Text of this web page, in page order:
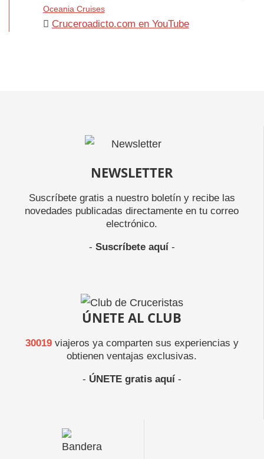
Oceania Cruises
Cruceroadicto.com en YouTube
NEWSLETTER
Suscríbete gratis a nuestro boletín y recibe las
novedades publicadas directamente en tu correo
electrónico.
- Suscríbete aquí-
ÚNETE AL CLUB
30019viajeros ya comparten sus experiencias y
obtienen ventajas exclusivas.
- ÚNETE gratis aquí-